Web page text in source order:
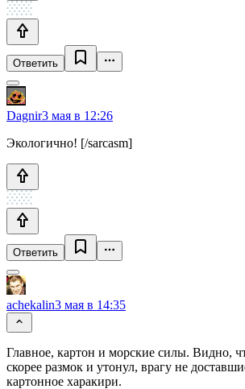
Ответить
Dagnir3 мая в 12:26
Экологично! [/sarcasm]
Ответить
achekalin3 мая в 14:35
Главное, картон и морские силы. Видно,
скорее размок и утонул, врагу не
картонное харакири.